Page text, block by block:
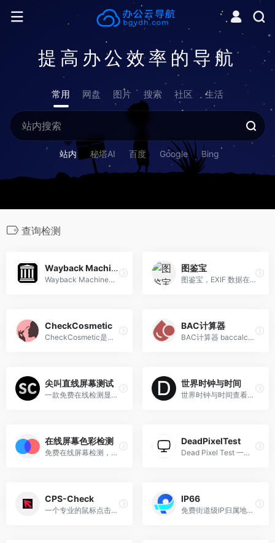
提高办公效率的导航
常用 网盘 图片 搜索 社区 生活
站内 秘塔AI 百度 Google Bing
查询检测
Wayback Machine
Wayback Machine用户可以通过输入目标网址并选择特定日期来查看该网站在不同时间点的历史版本，覆盖了全球范围内的互联网资源。
图鉴宝
图鉴宝，EXIF 数据在线查看，详细的 EXIF 数据，包括拍摄时间、相机设置、地理位置信息等。提供详细的相机信息，包括品牌、型号、镜头、焦距、光圈、ISO 等设置。
CheckCosmetic
CheckCosmetic是一个专业的化妆品批号查询平台，主要用于验证产品生产日期保质期及真伪。
BAC计算器
BAC计算器 baccalculator.online专业的在线血液酒精含量(BAC)计算器，根据您的饮酒情况、身体数据和时间帮助您估算酒精水平 - 提升饮酒安全意识
尖叫直线屏幕测试
一款免费在线检测显示器的坏点、漏光、对比度和色彩表现等屏幕测试工具
世界时钟与时间
世界时钟与时间查看世界各地实时时间，国际时间转换工具。提供免费UTC时间转换器、时区计算器、年龄计算器和节假日日历等实用时间工具。
在线屏幕色彩检测
免费在线屏幕检测，纯色检测、漏光测试、干扰测试、对焦、呼吸效应、对比度、色阶、饱和度，可以全面的测试屏幕的质量和水平。
DeadPixelTest
Dead Pixel Test 一个专注于检测屏幕坏点和 stuck 像素的实用工具网站。其核心功能是为用户提供简单高效的屏幕坏点检测服务，帮助用户判断设备屏幕是否存在显示异常的像素。
CPS-Check
一个专业的鼠标点击速度测试网站，用于测量用户的点击速度（CPS）和空格键速度
IP66
免费街道级IP归属地查询-精准安全快速的IP地址查询网站-支持IPv4/IPv6信息查询网站